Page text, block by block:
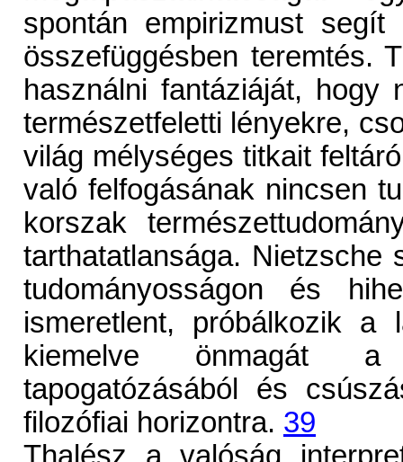
spontán empirizmust
összefüggésben teremtés.
használni fantáziáját,
természetfeletti lényekre,
világ mélységes titkait
való felfogásának nincsen
korszak
tarthatatlansága. Nietzsche
tudományosságon és
ismeretlent, próbálkozik a
kiemelve önmagát a
tapogatózásából és
filozófiai horizontra. 39
Thalész a valóság